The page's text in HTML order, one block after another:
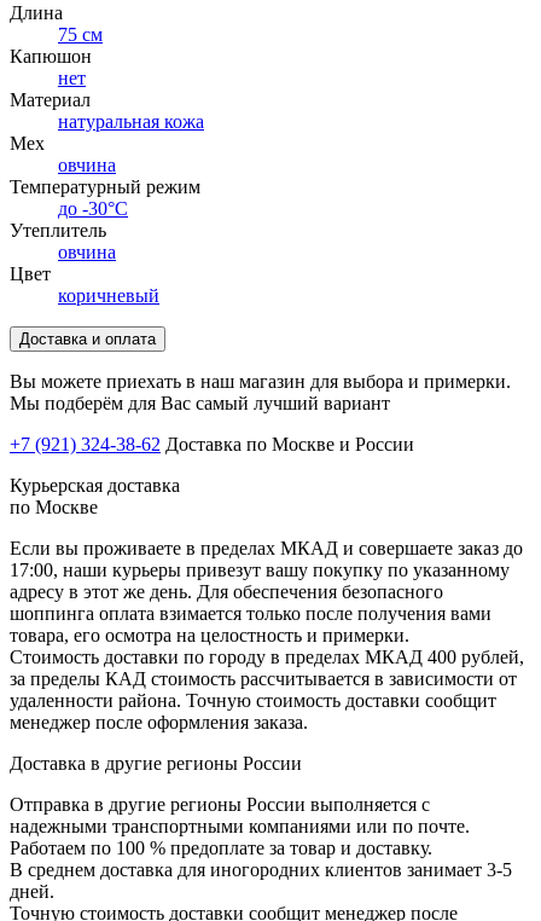
Длина
75 см
Капюшон
нет
Материал
натуральная кожа
Мех
овчина
Температурный режим
до -30°С
Утеплитель
овчина
Цвет
коричневый
Доставка и оплата
Вы можете приехать в наш магазин для выбора и примерки.
Мы подберём для Вас самый лучший вариант
+7 (921) 324-38-62 Доставка по Москве и России
Курьерская доставка
по Москве
Если вы проживаете в пределах МКАД и совершаете заказ до
17:00, наши курьеры привезут вашу покупку по указанному
адресу в этот же день. Для обеспечения безопасного
шоппинга оплата взимается только после получения вами
товара, его осмотра на целостность и примерки.
Стоимость доставки по городу в пределах МКАД 400 рублей,
за пределы КАД стоимость рассчитывается в зависимости от
удаленности района. Точную стоимость доставки сообщит
менеджер после оформления заказа.
Доставка в другие регионы России
Отправка в другие регионы России выполняется с
надежными транспортными компаниями или по почте.
Работаем по 100 % предоплате за товар и доставку.
В среднем доставка для иногородних клиентов занимает 3-5
дней.
Точную стоимость доставки сообщит менеджер после